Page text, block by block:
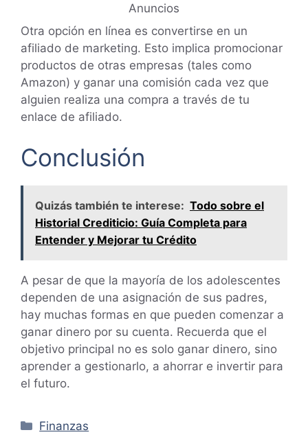
Anuncios
Otra opción en línea es convertirse en un
afiliado de marketing. Esto implica promocionar
productos de otras empresas (tales como
Amazon) y ganar una comisión cada vez que
alguien realiza una compra a través de tu
enlace de afiliado.
Conclusión
Quizás también te interese: Todo sobre el
Historial Crediticio: Guía Completa para
Entender y Mejorar tu Crédito
A pesar de que la mayoría de los adolescentes
dependen de una asignación de sus padres,
hay muchas formas en que pueden comenzar a
ganar dinero por su cuenta. Recuerda que el
objetivo principal no es solo ganar dinero, sino
aprender a gestionarlo, a ahorrar e invertir para
el futuro.
Categorías
Finanzas